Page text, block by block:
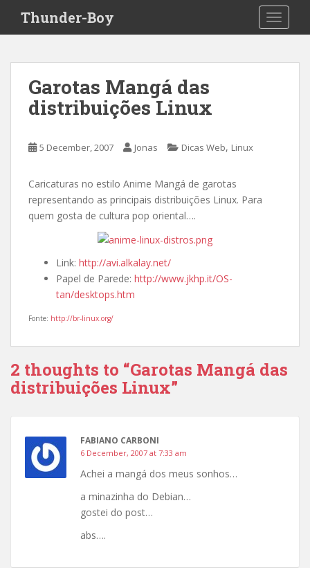
i
Thunder-Boy
Garotas Mangá das
distribuições Linux
5 December, 2007 Jonas Dicas Web, Linux
Caricaturas no estilo Anime Mangá de garotas
representando as principais distribuições Linux. Para
quem gosta de cultura pop oriental….
Link: http://avi.alkalay.net/
Papel de Parede: http://www.jkhp.it/OS-
tan/desktops.htm
Fonte: http://br-linux.org/
2 thoughts to “Garotas Mangá das
distribuições Linux”
FABIANO CARBONI
6 December, 2007 at 7:33 am
Achei a mangá dos meus sonhos…
a minazinha do Debian…
gostei do post…
abs….